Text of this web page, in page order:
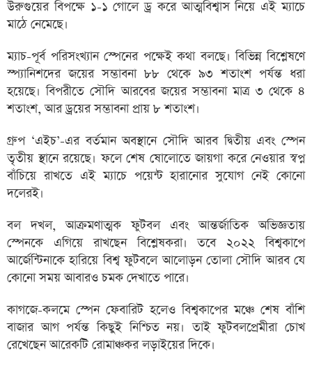
উরুগুয়ের বিপক্ষে ১-১ গোলে ড্র করে আত্মবিশ্বাস নিয়ে এই ম্যাচে
মাঠে নেমেছে।
ম্যাচ-পূর্ব পরিসংখ্যান স্পেনের পক্ষেই কথা বলছে। বিভিন্ন বিশ্লেষণে
স্প্যানিশদের জয়ের সম্ভাবনা ৮৮ থেকে ৯৩ শতাংশ পর্যন্ত ধরা
হয়েছে। বিপরীতে সৌদি আরবের জয়ের সম্ভাবনা মাত্র ৩ থেকে ৪
শতাংশ, আর ড্রয়ের সম্ভাবনা প্রায় ৮ শতাংশ।
গ্রুপ ‘এইচ’-এর বর্তমান অবস্থানে সৌদি আরব দ্বিতীয় এবং স্পেন
তৃতীয় স্থানে রয়েছে। ফলে শেষ ষোলোতে জায়গা করে নেওয়ার স্বপ্ন
বাঁচিয়ে রাখতে এই ম্যাচে পয়েন্ট হারানোর সুযোগ নেই কোনো
দলেরই।
বল দখল, আক্রমণাত্মক ফুটবল এবং আন্তর্জাতিক অভিজ্ঞতায়
স্পেনকে এগিয়ে রাখছেন বিশ্লেষকরা। তবে ২০২২ বিশ্বকাপে
আর্জেন্টিনাকে হারিয়ে বিশ্ব ফুটবলে আলোড়ন তোলা সৌদি আরব যে
কোনো সময় আবারও চমক দেখাতে পারে।
কাগজে-কলমে স্পেন ফেবারিট হলেও বিশ্বকাপের মঞ্চে শেষ বাঁশি
বাজার আগ পর্যন্ত কিছুই নিশ্চিত নয়। তাই ফুটবলপ্রেমীরা চোখ
রেখেছেন আরেকটি রোমাঞ্চকর লড়াইয়ের দিকে।